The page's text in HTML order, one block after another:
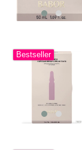
Bestseller